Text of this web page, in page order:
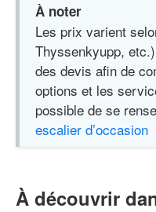
À noter
Les prix varient
Thyssenkyupp,
des devis afin de
options et les
possible de se
escalier d’occasion
À découvrir